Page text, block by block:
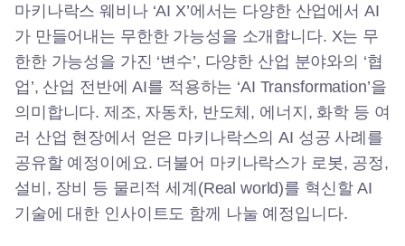
마키나락스 웨비나 ‘AI X’에서는 다양한 산업에서 AI
가 만들어내는 무한한 가능성을 소개합니다. X는 무
한한 가능성을 가진 ‘변수’, 다양한 산업 분야와의 ‘협
업’, 산업 전반에 AI를 적용하는 ‘AI Transformation’을
의미합니다. 제조, 자동차, 반도체, 에너지, 화학 등 여
러 산업 현장에서 얻은 마키나락스의 AI 성공 사례를
공유할 예정이에요. 더불어 마키나락스가 로봇, 공정,
설비, 장비 등 물리적 세계(Real world)를 혁신할 AI
기술에 대한 인사이트도 함께 나눌 예정입니다.